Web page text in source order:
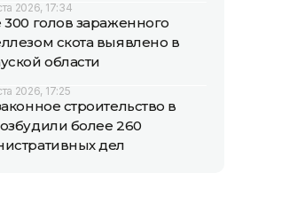
2026, 17:34
300 голов зараженного
скота выявлено в
области
2026, 17:25
строительство в
более 260
дел